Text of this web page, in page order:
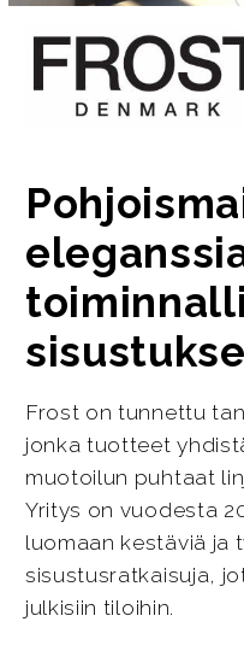
Frost on tunnettu
jonka tuotteet
muotoilun puhtaat
Yritys on vuodesta
luomaan kestäviä ja
sisustusratkaisuja,
julkisiin tiloihin.